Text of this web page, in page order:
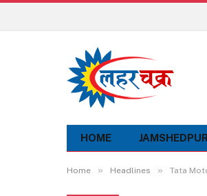
HOME JAMSHEDPUR
Home » Headlines » Tata